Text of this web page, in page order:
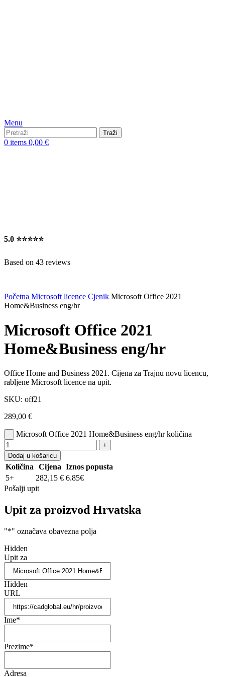
Menu
Traži
0 items 0,00 €
5.0 ⭐⭐⭐⭐⭐
Based on 43 reviews
Početna Microsoft licence Cjenik Microsoft Office 2021
Home&Business eng/hr
Microsoft Office 2021
Home&Business eng/hr
Office Home and Business 2021. Cijena za Trajnu novu licencu,
rabljene Microsoft licence na upit.
SKU: off21
289,00 €
Microsoft Office 2021 Home&Business eng/hr količina
Dodaj u košaricu
Količina Cijena Iznos popusta
5+
282,15 € 6.85€
Pošalji upit
Upit za proizvod Hrvatska
"*" označava obavezna polja
Hidden
Upit za
Hidden
URL
Ime*
Prezime*
Adresa